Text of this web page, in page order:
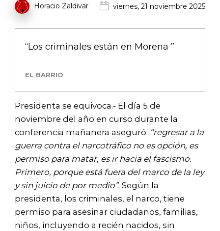
Horacio Zaldivar viernes, 21 noviembre 2025
“Los criminales están en Morena ”
EL BARRIO
Presidenta se equivoca.- El día 5 de
noviembre del año en curso durante la
conferencia mañanera aseguró: “regresar a la
guerra contra el narcotráfico no es opción, es
permiso para matar, es ir hacia el fascismo.
Primero, porque está fuera del marco de la ley
y sin juicio de por medio”. Según la
presidenta, los criminales, el narco, tiene
permiso para asesinar ciudadanos, familias,
niños, incluyendo a recién nacidos, sin